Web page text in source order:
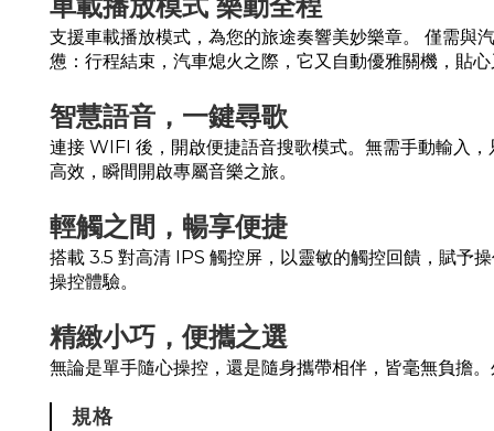
支援車載播放模式，為您的旅途奏響美妙樂章。 僅需與
憊：行程結束，汽車熄火之際，它又自動優雅關機，貼
智慧語音，一鍵尋歌
連接 WIFI 後，開啟便捷語音搜歌模式。無需手動輸入
高效，瞬間開啟專屬音樂之旅。
輕觸之間，暢享便捷
搭載 3.5 對高清 IPS 觸控屏，以靈敏的觸控回饋，賦予
操控體驗。
精緻小巧，便攜之選
無論是單手隨心操控，還是隨身攜帶相伴，皆毫無負擔
規格